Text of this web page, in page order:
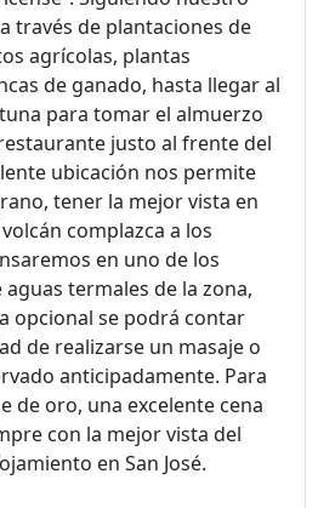
través de plantaciones de
agrícolas, plantas
de ganado, hasta llegar al
para tomar el almuerzo
justo al frente del
ubicación nos permite
tener la mejor vista en
complazca a los
en uno de los
termales de la zona,
opcional se podrá contar
de realizarse un masaje o
anticipadamente. Para
de oro, una excelente cena
con la mejor vista del
en San José.